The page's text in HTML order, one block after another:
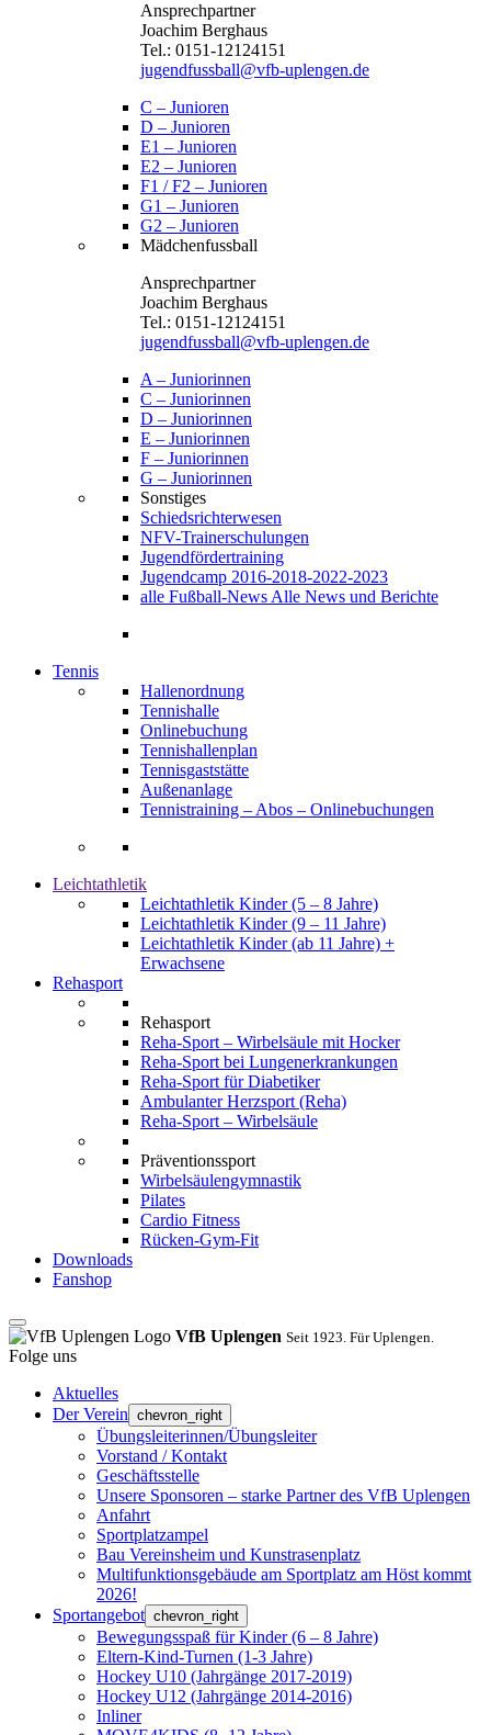
Ansprechpartner
Joachim Berghaus
Tel.: 0151-12124151
jugendfussball@vfb-uplengen.de
C – Junioren
D – Junioren
E1 – Junioren
E2 – Junioren
F1 / F2 – Junioren
G1 – Junioren
G2 – Junioren
Mädchenfussball
Ansprechpartner
Joachim Berghaus
Tel.: 0151-12124151
jugendfussball@vfb-uplengen.de
A – Juniorinnen
C – Juniorinnen
D – Juniorinnen
E – Juniorinnen
F – Juniorinnen
G – Juniorinnen
Sonstiges
Schiedsrichterwesen
NFV-Trainerschulungen
Jugendfördertraining
Jugendcamp 2016-2018-2022-2023
alle Fußball-News Alle News und Berichte
Tennis
Hallenordnung
Tennishalle
Onlinebuchung
Tennishallenplan
Tennisgaststätte
Außenanlage
Tennistraining – Abos – Onlinebuchungen
Leichtathletik
Leichtathletik Kinder (5 – 8 Jahre)
Leichtathletik Kinder (9 – 11 Jahre)
Leichtathletik Kinder (ab 11 Jahre) +
Erwachsene
Rehasport
Rehasport
Reha-Sport – Wirbelsäule mit Hocker
Reha-Sport bei Lungenerkrankungen
Reha-Sport für Diabetiker
Ambulanter Herzsport (Reha)
Reha-Sport – Wirbelsäule
Präventionssport
Wirbelsäulengymnastik
Pilates
Cardio Fitness
Rücken-Gym-Fit
Downloads
Fanshop
VfB Uplengen Seit 1923. Für Uplengen.
Folge uns
Aktuelles
Der Verein chevron_right
Übungsleiterinnen/Übungsleiter
Vorstand / Kontakt
Geschäftsstelle
Unsere Sponsoren – starke Partner des VfB Uplengen
Anfahrt
Sportplatzampel
Bau Vereinsheim und Kunstrasenplatz
Multifunktionsgebäude am Sportplatz am Höst kommt
2026!
Sportangebot chevron_right
Bewegungsspaß für Kinder (6 – 8 Jahre)
Eltern-Kind-Turnen (1-3 Jahre)
Hockey U10 (Jahrgänge 2017-2019)
Hockey U12 (Jahrgänge 2014-2016)
Inliner